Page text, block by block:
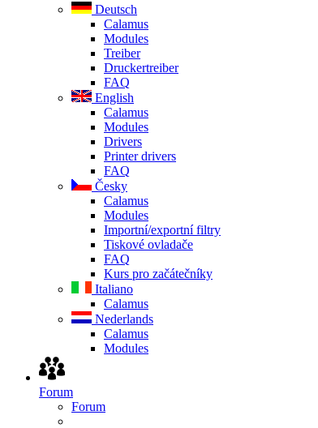
Deutsch
Calamus
Modules
Treiber
Druckertreiber
FAQ
English
Calamus
Modules
Drivers
Printer drivers
FAQ
Česky
Calamus
Modules
Importní/exportní filtry
Tiskové ovladače
FAQ
Kurs pro začátečníky
Italiano
Calamus
Nederlands
Calamus
Modules
Forum
Forum